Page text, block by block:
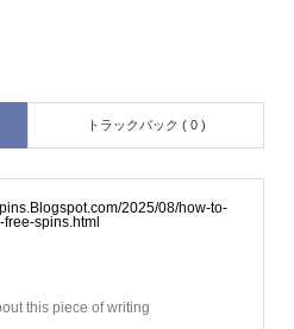
トラックバック ( 0 )
2025/08/how-to-
spins.html
this piece of writing